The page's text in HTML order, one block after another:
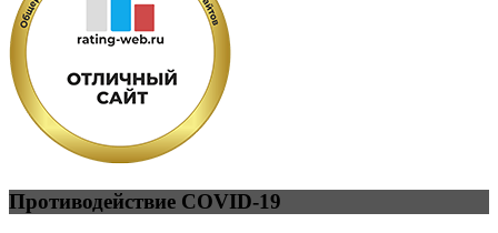
Противодействие COVID-19